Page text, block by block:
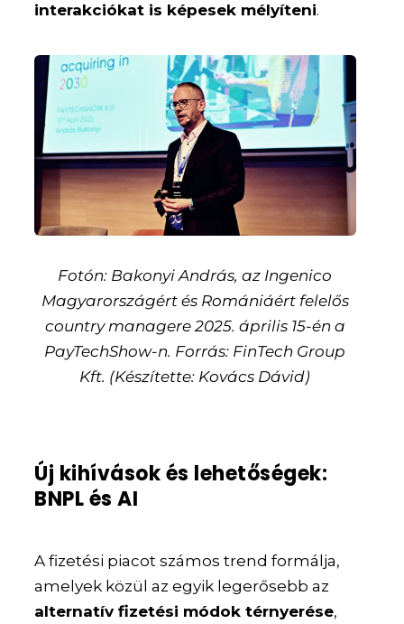
interakciókat is képesek mélyíteni.
Fotón: Bakonyi András, az Ingenico
Magyarországért és Romániáért felelős
country managere 2025. április 15-én a
PayTechShow-n. Forrás: FinTech Group
Kft. (Készítette: Kovács Dávid)
Új kihívások és lehetőségek:
BNPL és AI
A fizetési piacot számos trend formálja,
amelyek közül az egyik legerősebb az
alternatív fizetési módok térnyerése,